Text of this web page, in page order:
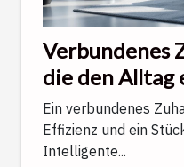
Verbundenes
die den
Ein verbundenes
Effizienz und ein
Intelligente...